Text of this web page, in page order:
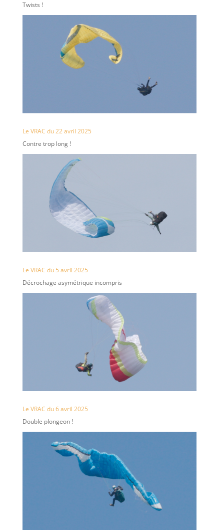
Twists !
Le VRAC du 22 avril 2025
Contre trop long !
Le VRAC du 5 avril 2025
Décrochage asymétrique incompris
Le VRAC du 6 avril 2025
Double plongeon !